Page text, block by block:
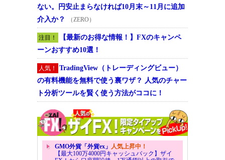
ない。円安止まらなければ10月末～11月に追加
介入か？
（ZERO）
注目！
【最新のお得な情報！】FXのキャンペ
ーンおすすめ10選！
人気！
TradingView（トレーディングビュー）
の有料機能を無料で使う裏ワザ？ 人気のチャー
ト分析ツールを賢く使う方法がココに！
GMO外貨「外貨ex」 人気上昇中！
【最大100万4000円キャッシュバック】ザイ